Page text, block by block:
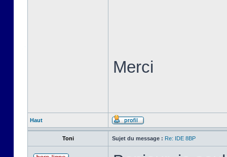
Merci
Haut
Toni Sujet du message : Re: IDE 8BP